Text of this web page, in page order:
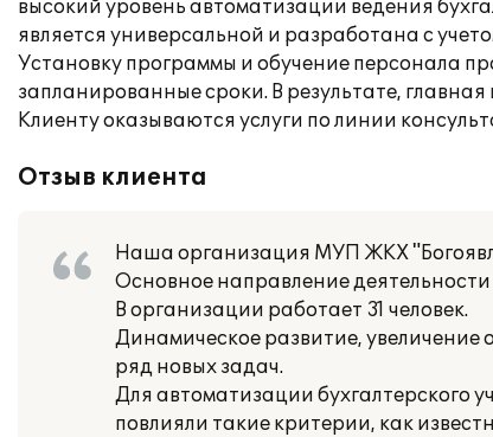
высокий уровень автоматизации ведения
является универсальной и разработана с
Установку программы и обучение персонала
запланированные сроки. В результате,
Клиенту оказываются услуги по линии
Отзыв клиента
Наша организация МУП ЖКХ
Основное направление
В организации работает 31 человек.
Динамическое развитие, увеличение
ряд новых задач.
Для автоматизации бухгалтерского
повлияли такие критерии, как